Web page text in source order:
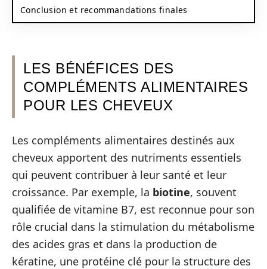
Conclusion et recommandations finales
LES BÉNÉFICES DES
COMPLÉMENTS ALIMENTAIRES
POUR LES CHEVEUX
Les compléments alimentaires destinés aux
cheveux apportent des nutriments essentiels
qui peuvent contribuer à leur santé et leur
croissance. Par exemple, la biotine, souvent
qualifiée de vitamine B7, est reconnue pour son
rôle crucial dans la stimulation du métabolisme
des acides gras et dans la production de
kératine, une protéine clé pour la structure des